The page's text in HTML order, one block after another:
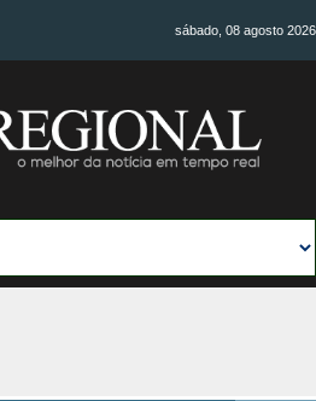
sábado, 08 agosto 2026